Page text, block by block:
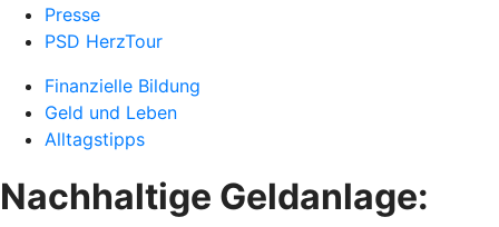
Presse
PSD HerzTour
Finanzielle Bildung
Geld und Leben
Alltagstipps
Nachhaltige Geldanlage: